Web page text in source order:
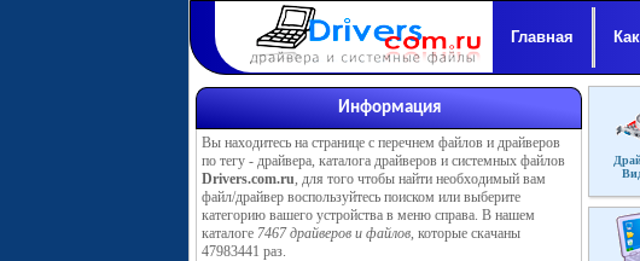
Главная
Информация
Вы находитесь на странице с перечнем файлов и драйверов
по тегу - драйвера, каталога драйверов и системных файлов
Drivers.com.ru, для того чтобы найти необходимый вам
файл/драйвер воспользуйтесь поиском или выберите
категорию вашего устройства в меню справа. В нашем
каталоге 7467 драйверов и файлов, которые скачаны
47983441 раз.